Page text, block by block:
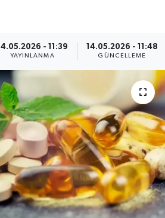
14.05.2026 - 11:39
YAYINLANMA
14.05.2026 - 11:48
GÜNCELLEME